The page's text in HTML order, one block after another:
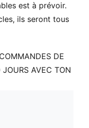
est à prévoir.
ils seront tous
DE
AVEC TON